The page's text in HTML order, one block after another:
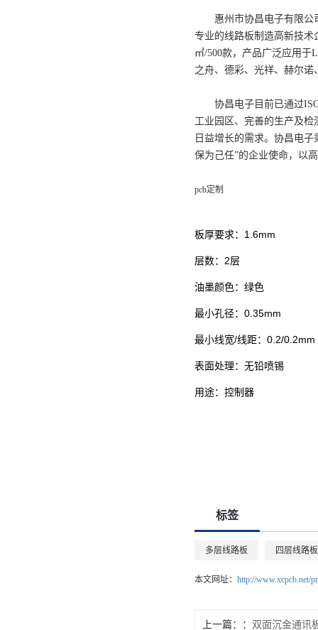
惠州市协昌电子有限公司
专业的线路板制造高新技术
㎡/500款，产品广泛应用
之舟、德彩、光祥、赫尔
协昌电子目前已通过
工业园区、完善的生产及
日益增长的需求。协昌电
保为己任”的企业使命，以
pcb定制
板厚要求：1.6mm
层数：2层
油墨颜色：绿色
最小孔径：0.35mm
最小线宽/线距：0.2/0.2mm
表面处理：无铅喷锡
用途：控制器
标签
多层线路板 四层线路板
本文网址： http://www.xcpcb.net/
上一篇： 双面沉金通讯